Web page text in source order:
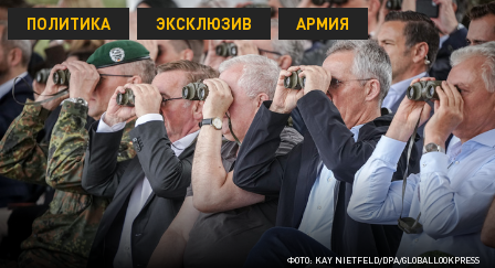
ФОТО: KAY NIETFELD/DPA/GLOBALLOOKPRESS
ПОЛИТИКА ЭКСКЛЮЗИВ АРМИЯ